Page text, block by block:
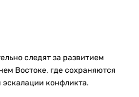
следят за развитием
Востоке, где сохраняются
конфликта.